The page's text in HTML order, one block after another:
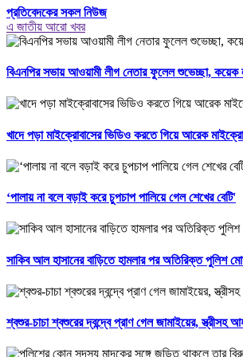
প্রতিবেদকের সকল নিউজ
এ জাতীয় আরো খবর
বিএনপির সভায় আওয়ামী লীগ নেতার ফুলেল শুভেচ্ছা, কয়েক
খাদে পড়া মাইক্রোবাসের ভিডিও করতে গিয়ে আরেক
‘পালায় না বলে বড়াই করে চুপচাপ পালিয়ে গেল শেখের বেটি'
সাকিব আল হাসানের বাড়িতে হামলার পর অতিরিক্ত পুলিশ
শ্বশুর-চাচা শ্বশুরের দ্বন্দ্বে প্রাণ গেল জামাইয়ের, স্ত্রীসহ